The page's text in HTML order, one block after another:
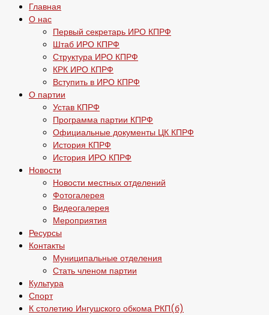
Главная
О нас
Первый секретарь ИРО КПРФ
Штаб ИРО КПРФ
Структура ИРО КПРФ
КРК ИРО КПРФ
Вступить в ИРО КПРФ
О партии
Устав КПРФ
Программа партии КПРФ
Официальные документы ЦК КПРФ
История КПРФ
История ИРО КПРФ
Новости
Новости местных отделений
Фотогалерея
Видеогалерея
Мероприятия
Ресурсы
Контакты
Муниципальные отделения
Стать членом партии
Культура
Спорт
К столетию Ингушского обкома РКП(б)